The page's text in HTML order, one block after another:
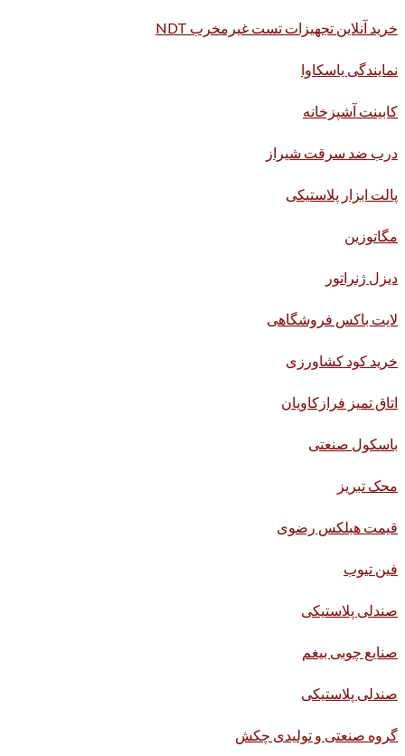
خرید آنلاین تجهیزات تست غیرمخرب NDT
نمایندگی یاسکاوا
کابینت آشپزخانه
درب ضد سرقت شیراز
پالت ابزار پلاستیکی
مگاتوزین
دیزل ژنراتور
لایت باکس فروشگاهی
خرید کود کشاورزی
اتاق تمیز فرازکاویان
باسکول صنعتی
محک تبریز
قیمت هبلکس رضوی
فین تیوب
صندلی پلاستیکی
صنایع چوبی بیغم
صندلی پلاستیکی
گروه صنعتی و تولیدی چکش